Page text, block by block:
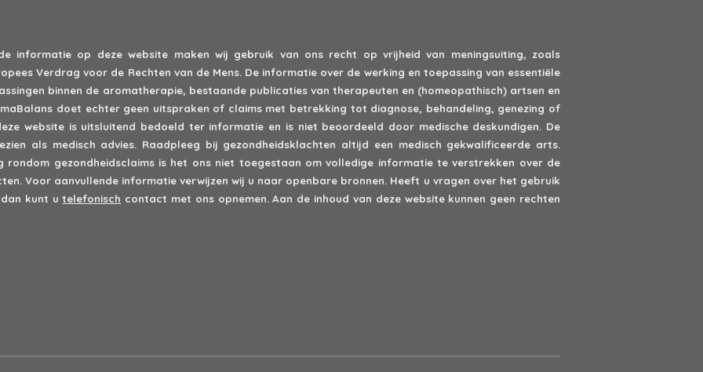
informatie op deze website maken wij gebruik van ons recht op vrijheid van meningsuiting, zoals
Verdrag voor de Rechten van de Mens. De informatie over de werking en toepassing van essentiële
binnen de aromatherapie, bestaande publicaties van therapeuten en (homeopathisch) artsen en
doet echter geen uitspraken of claims met betrekking tot diagnose, behandeling, genezing of
website is uitsluitend bedoeld ter informatie en is niet beoordeeld door medische deskundigen. De
als medisch advies. Raadpleeg bij gezondheidsklachten altijd een medisch gekwalificeerde arts.
rondom gezondheidsclaims is het ons niet toegestaan om volledige informatie te verstrekken over de
Voor aanvullende informatie verwijzen wij u naar openbare bronnen. Heeft u vragen over het gebruik
dan kunt utelefonisch contact met ons opnemen. Aan de inhoud van deze website kunnen geen rechten